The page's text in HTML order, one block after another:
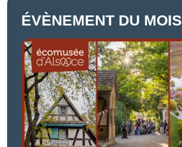
ÉVÈNEMENT DU MOIS